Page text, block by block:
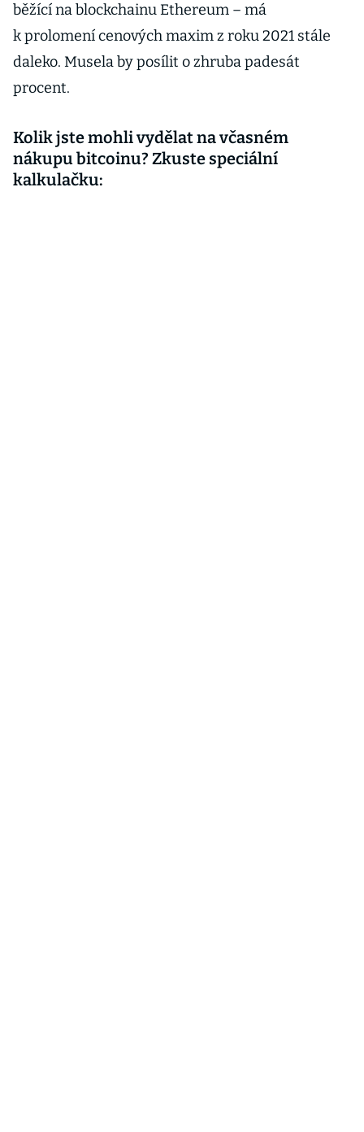
běžící na blockchainu Ethereum – má
k prolomení cenových maxim z roku 2021 stále
daleko. Musela by posílit o zhruba padesát
procent.
Kolik jste mohli vydělat na včasném
nákupu bitcoinu? Zkuste speciální
kalkulačku: